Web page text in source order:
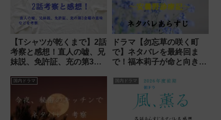
【Tシャツが乾くまで】2話
考察と感想！直人の嘘、兄
妹説、免許証、充の第3金
ドラマ【勿忘草の咲く町
で】ネタバレを最終回ま
で！福本莉子が命と向き合
国内ドラマ 国内ドラマ